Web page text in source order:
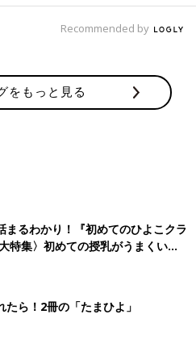
Recommended by
をもっと見る
まるわかり！『初めてのひよこクラ
特集〉初めての授乳がうまくい
ルクの基本と夏のトラブル 解決テ
ら！2冊の「たまひよ」